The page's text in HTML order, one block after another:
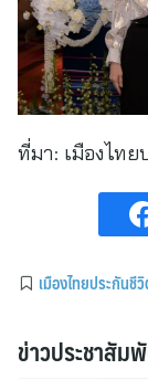
ที่มา: เมืองไทย
เมืองไทยประกันชี
ข่าวประชาสัม